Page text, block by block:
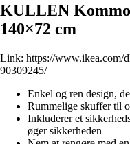
KULLEN
140×72 cm
Link: https://www.ikea.com/
90309245/
Enkel og ren design,
Rummelige skuffer til
Inkluderer et
øger sikkerheden